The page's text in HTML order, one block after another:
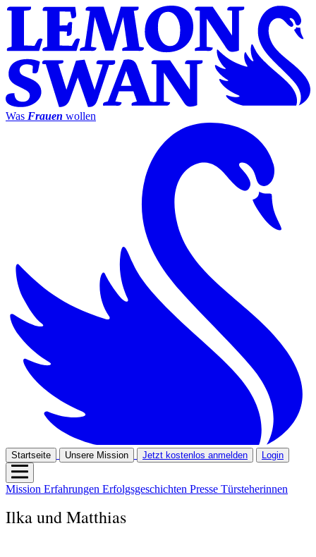
Was Frauen wollen
Startseite Unsere Mission Jetzt kostenlos anmelden Login
Mission Erfahrungen Erfolgsgeschichten Presse Türsteherinnen
Ilka und Matthias